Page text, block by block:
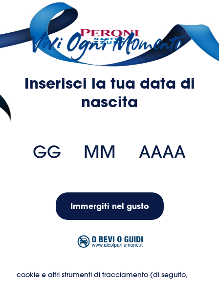
Inserisci la tua data di
nascita
Immergiti nel gusto
La presente cookie policy (“
”) contiene
informazioni in merito alle tecnologie che consentono
00155 Roma, in qualità di titolare del trattamento (di
” o la “Società”) di raccogliere e
cookie e altri strumenti di tracciamento (di seguito,